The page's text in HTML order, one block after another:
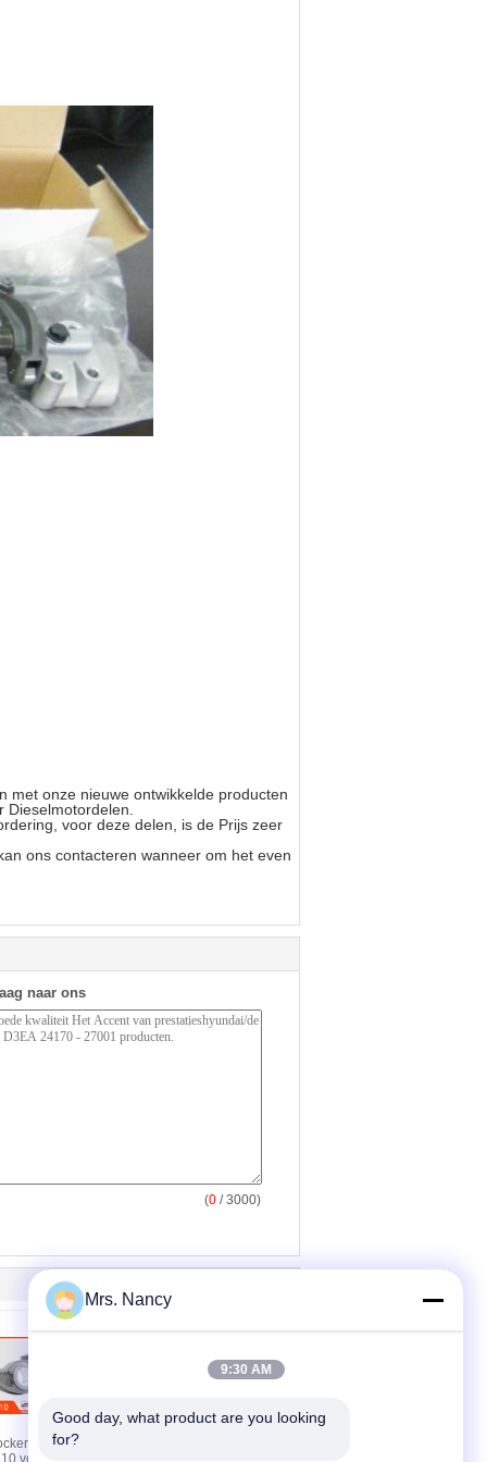
met onze nieuwe ontwikkelde producten
voor deze delen, is de Prijs zeer
ons contacteren wanneer om het even
naar ons
(0 / 3000)
Arm
voor R-
Mrs. Nancy
9:30 AM
Good day, what product are you looking
for?